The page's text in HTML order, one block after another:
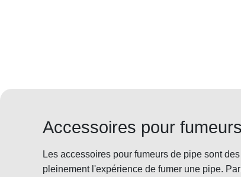
Accessoires pour
Les accessoires pour fumeurs de pipe sont
pleinement l'expérience de fumer une pipe.